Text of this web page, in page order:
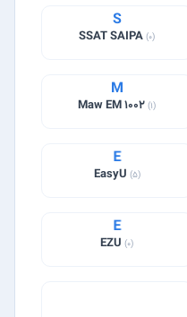
S
SSAT SAIPA(0)
M
Maw EM 1002(1)
E
EasyU (5)
E
EZU(0)